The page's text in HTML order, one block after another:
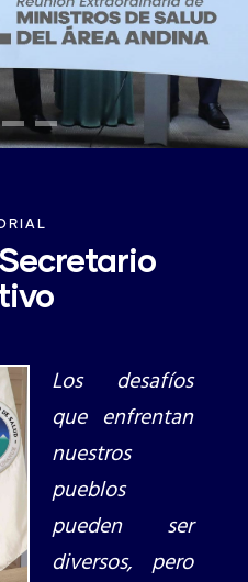
Los desafíos
que enfrentan
nuestros
pueblos
pueden ser
diversos, pero